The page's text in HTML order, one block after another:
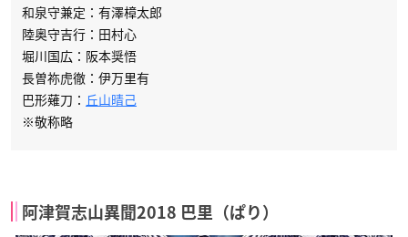
和泉守兼定：有澤樟太郎
陸奥守吉行：田村心
堀川国広：阪本奨悟
長曽祢虎徹：伊万里有
巴形薙刀： 丘山晴己
※敬称略
阿津賀志山異聞2018 巴里（ぱり）